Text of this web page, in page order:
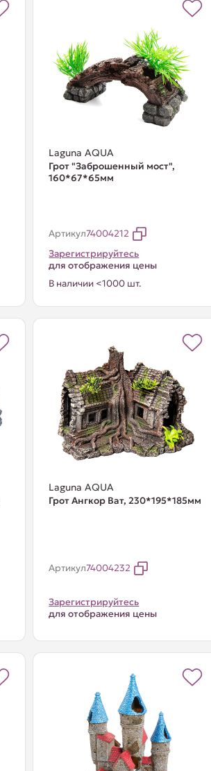
Laguna AQUA
Грот "Заброшенный мост",
160*67*65мм
Артикул74004212
Зарегистрируйтесь
для отображения цены
В наличии <1000 шт.
Laguna AQUA
Грот Ангкор Ват, 230*195*185мм
Артикул74004232
Зарегистрируйтесь
для отображения цены